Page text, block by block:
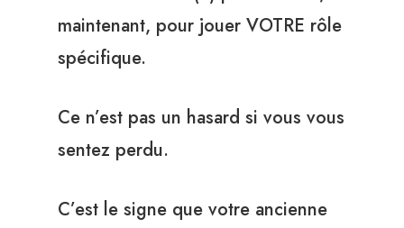
maintenant, pour jouer VOTRE rôle
spécifique.
Ce n’est pas un hasard si vous vous
sentez perdu.
C’est le signe que votre ancienne